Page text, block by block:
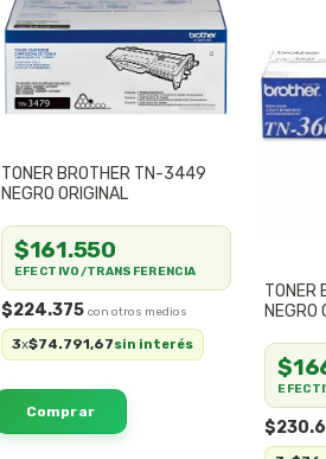
TONER BROTHER TN-3449
NEGRO ORIGINAL
$224.375
3x$74.791,67sin interés
$161.550
EFECTIVO/TRANSFERENCIA
TONER
NEGRO